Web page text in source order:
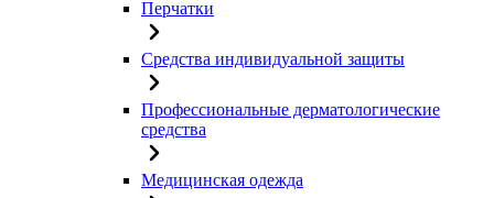
Перчатки
Средства индивидуальной защиты
Профессиональные дерматологические
средства
Медицинская одежда